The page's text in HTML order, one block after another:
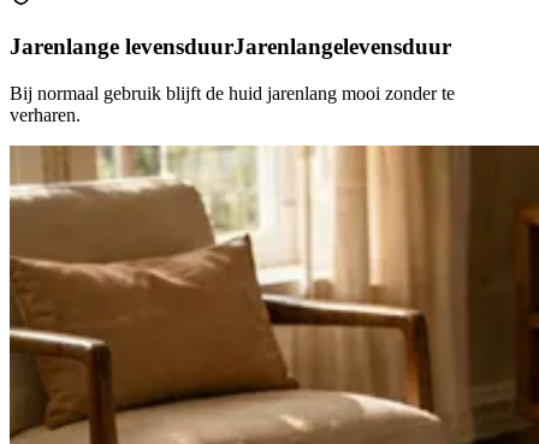
Jarenlange levensduurJarenlangelevensduur
Bij normaal gebruik blijft de huid jarenlang mooi zonder te
verharen.